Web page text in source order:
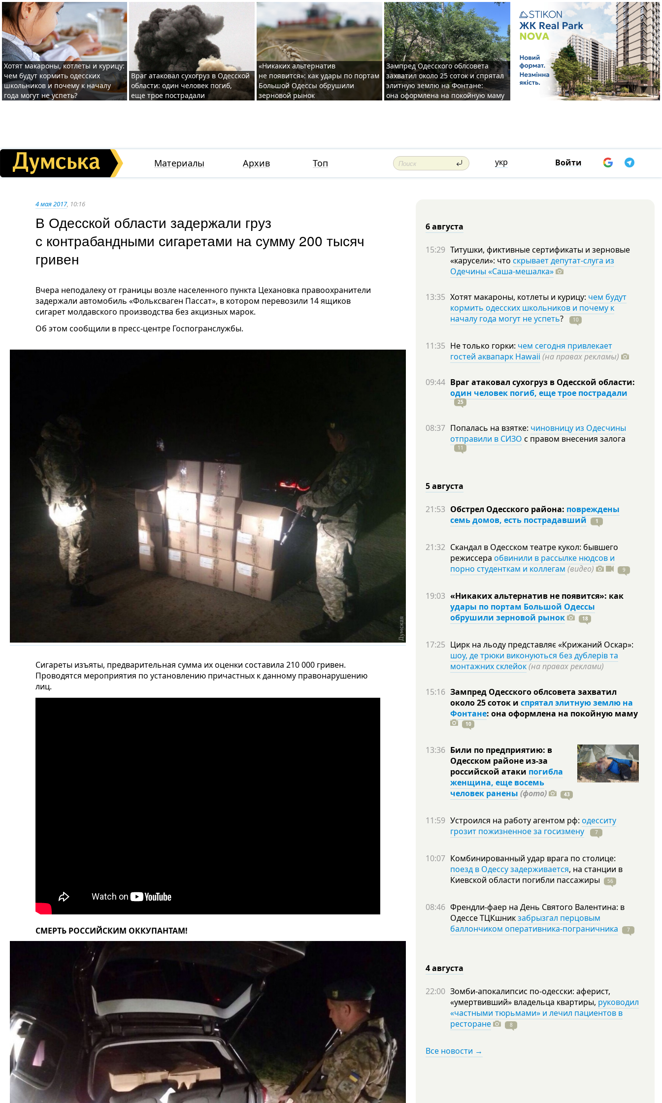
Хотят макароны, котлеты и курицу:
чем будут кормить одесских
школьников и почему к началу
года могут не успеть?
Враг атаковал сухогруз в Одесской
области: один человек погиб,
еще трое пострадали
«Никаких альтернатив
не появится»: как удары по портам
Большой Одессы обрушили
зерновой рынок
Зампред Одесского облсовета
захватил около 25 соток и спрятал
элитную землю на Фонтане:
она оформлена на покойную маму
Материалы Архив Топ укр Войти
4 мая 2017, 10:16
В Одесской области задержали груз
с контрабандными сигаретами на сумму 200 тысяч
гривен
Вчера неподалеку от границы возле населенного пункта Цехановка правоохранители
задержали автомобиль «Фольксваген Пассат», в котором перевозили 14 ящиков
сигарет молдавского производства без акцизных марок.
Об этом сообщили в пресс-центре Госпогранслужбы.
Сигареты изъяты, предварительная сумма их оценки составила 210 000 гривен.
Проводятся мероприятия по установлению причастных к данному правонарушению
лиц.
СМЕРТЬ РОССИЙСКИМ ОККУПАНТАМ!
6 августа
15:29 Титушки, фиктивные сертификаты и зерновые
«карусели»: что скрывает депутат-слуга из
Одечины «Саша-мешалка»
13:35 Хотят макароны, котлеты и курицу: чем будут
кормить одесских школьников и почему к
началу года могут не успеть? 10
11:35 Не только горки: чем сегодня привлекает
гостей аквапарк Hawaii (на правах рекламы)
09:44 Враг атаковал сухогруз в Одесской области:
один человек погиб, еще трое пострадали
25
08:37 Попалась на взятке: чиновницу из Одесчины
отправили в СИЗО с правом внесения залога
11
5 августа
21:53 Обстрел Одесского района: повреждены
семь домов, есть пострадавший
1
21:32 Скандал в Одесском театре кукол: бывшего
режиссера обвинили в рассылке нюдсов и
порно студенткам и коллегам (видео) 9
19:03 «Никаких альтернатив не появится»: как
удары по портам Большой Одессы
обрушили зерновой рынок
18
17:25 Цирк на льоду представляє «Крижаний Оскар»:
шоу, де трюки виконуються без дублерів та
монтажних склейок(на правах реклами)
15:16 Зампред Одесского облсовета захватил
около 25 соток и спрятал элитную землю на
Фонтане: она оформлена на покойную маму
10
13:36 Били по предприятию: в
Одесском районе из-за
российской атаки погибла
женщина, еще восемь
человек ранены (фото) 43
11:59 Устроился на работу агентом рф: одесситу
грозит пожизненное за госизмену
7
10:07 Комбинированный удар врага по столице:
поезд в Одессу задерживается, на станции в
Киевской области погибли пассажиры 56
08:46 Френдли-фаер на День Святого Валентина: в
Одессе ТЦКшникзабрызгал перцовым
баллончиком оперативника-пограничника
7
4 августа
22:00 Зомби-апокалипсис по-одесски: аферист,
«умертвивший» владельца квартиры, руководил
«частными тюрьмами» и лечил пациентов в
ресторане
8
Все новости →